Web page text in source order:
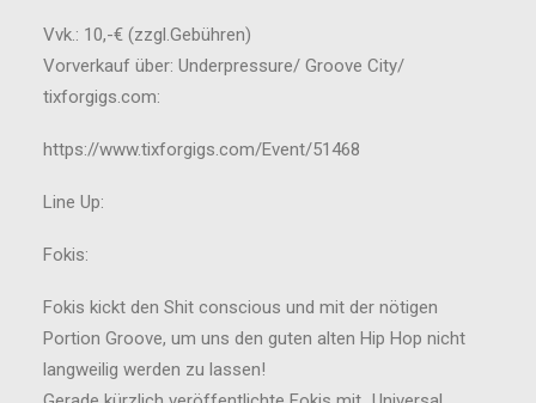
Vvk.: 10,-€ (zzgl.Gebühren)
Vorverkauf über: Underpressure/ Groove City/
tixforgigs.com:
https://www.tixforgigs.com/Event/51468
Line Up:
Fokis:
Fokis kickt den Shit conscious und mit der nötigen
Portion Groove, um uns den guten alten Hip Hop nicht
langweilig werden zu lassen!